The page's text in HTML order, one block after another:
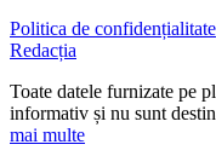
Politica de confidențialitate
Redacția
Toate datele furnizate pe
informativ și nu sunt
mai multe